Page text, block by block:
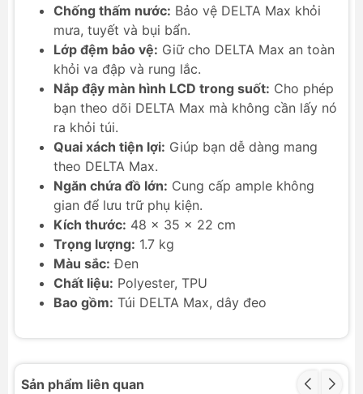
Chống thấm nước: Bảo vệ DELTA Max khỏi
mưa, tuyết và bụi bẩn.
Lớp đệm bảo vệ: Giữ cho DELTA Max an toàn
khỏi va đập và rung lắc.
Nắp đậy màn hình LCD trong suốt: Cho phép
bạn theo dõi DELTA Max mà không cần lấy nó
ra khỏi túi.
Quai xách tiện lợi: Giúp bạn dễ dàng mang
theo DELTA Max.
Ngăn chứa đồ lớn: Cung cấp ample không
gian để lưu trữ phụ kiện.
Kích thước: 48 x 35 x 22 cm
Trọng lượng: 1.7 kg
Màu sắc: Đen
Chất liệu: Polyester, TPU
Bao gồm: Túi DELTA Max, dây đeo
Sản phẩm liên quan